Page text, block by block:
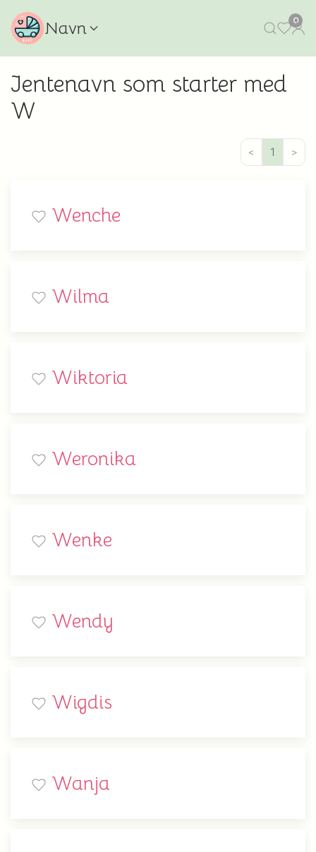
Navn 0
Jentenavn som starter med
W
< 1 >
Wenche
Wilma
Wiktoria
Weronika
Wenke
Wendy
Wigdis
Wanja